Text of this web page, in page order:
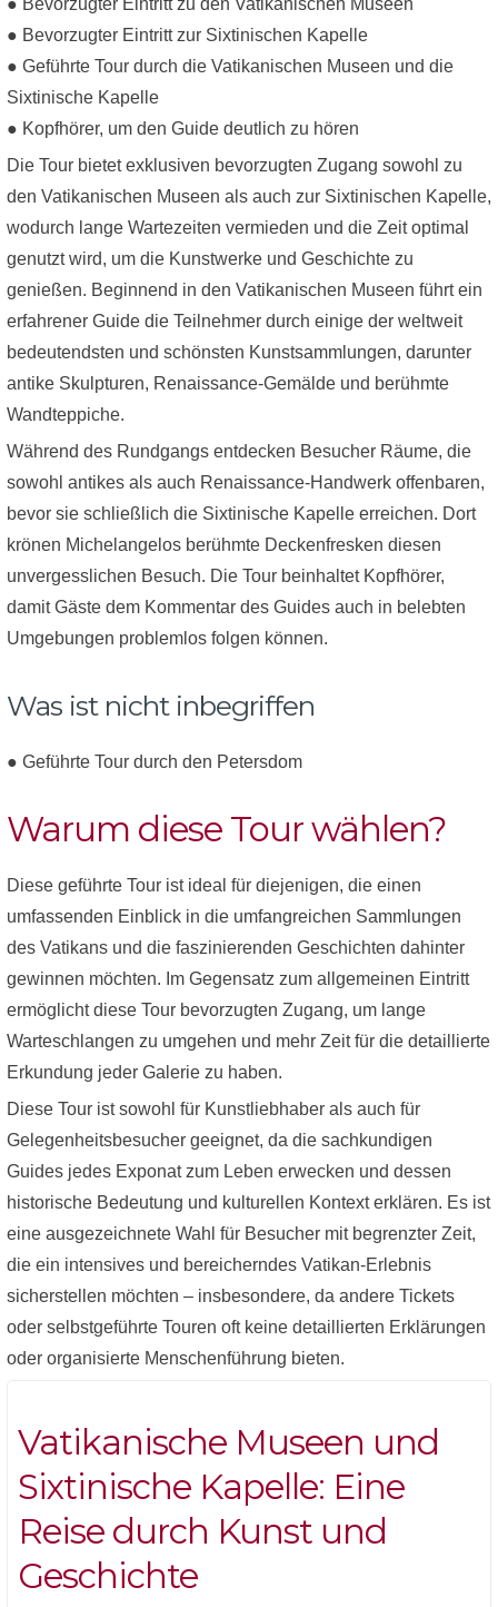
● Bevorzugter Eintritt zu den Vatikanischen Museen
● Bevorzugter Eintritt zur Sixtinischen Kapelle
● Geführte Tour durch die Vatikanischen Museen und die
Sixtinische Kapelle
● Kopfhörer, um den Guide deutlich zu hören
Die Tour bietet exklusiven bevorzugten Zugang sowohl zu
den Vatikanischen Museen als auch zur Sixtinischen Kapelle,
wodurch lange Wartezeiten vermieden und die Zeit optimal
genutzt wird, um die Kunstwerke und Geschichte zu
genießen. Beginnend in den Vatikanischen Museen führt ein
erfahrener Guide die Teilnehmer durch einige der weltweit
bedeutendsten und schönsten Kunstsammlungen, darunter
antike Skulpturen, Renaissance-Gemälde und berühmte
Wandteppiche.
Während des Rundgangs entdecken Besucher Räume, die
sowohl antikes als auch Renaissance-Handwerk offenbaren,
bevor sie schließlich die Sixtinische Kapelle erreichen. Dort
krönen Michelangelos berühmte Deckenfresken diesen
unvergesslichen Besuch. Die Tour beinhaltet Kopfhörer,
damit Gäste dem Kommentar des Guides auch in belebten
Umgebungen problemlos folgen können.
Was ist nicht inbegriffen
● Geführte Tour durch den Petersdom
Warum diese Tour wählen?
Diese geführte Tour ist ideal für diejenigen, die einen
umfassenden Einblick in die umfangreichen Sammlungen
des Vatikans und die faszinierenden Geschichten dahinter
gewinnen möchten. Im Gegensatz zum allgemeinen Eintritt
ermöglicht diese Tour bevorzugten Zugang, um lange
Warteschlangen zu umgehen und mehr Zeit für die detaillierte
Erkundung jeder Galerie zu haben.
Diese Tour ist sowohl für Kunstliebhaber als auch für
Gelegenheitsbesucher geeignet, da die sachkundigen
Guides jedes Exponat zum Leben erwecken und dessen
historische Bedeutung und kulturellen Kontext erklären. Es ist
eine ausgezeichnete Wahl für Besucher mit begrenzter Zeit,
die ein intensives und bereicherndes Vatikan-Erlebnis
sicherstellen möchten – insbesondere, da andere Tickets
oder selbstgeführte Touren oft keine detaillierten Erklärungen
oder organisierte Menschenführung bieten.
Vatikanische Museen und
Sixtinische Kapelle: Eine
Reise durch Kunst und
Geschichte